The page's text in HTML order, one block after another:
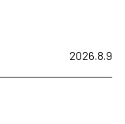
2026.8.9